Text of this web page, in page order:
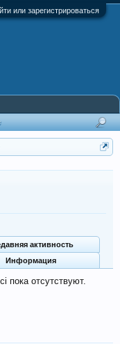
или зарегистрироваться
активность
Информация
пока отсутствуют.